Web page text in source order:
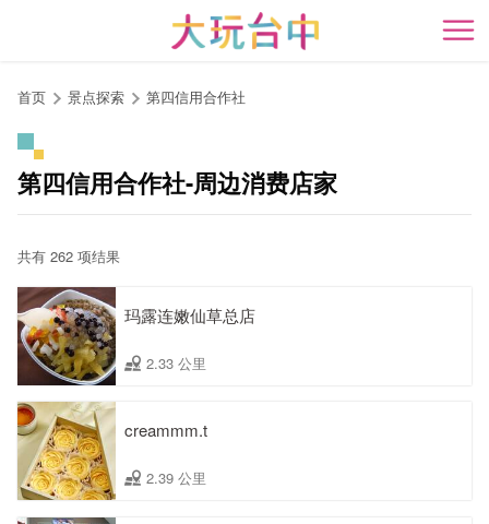
开
首页 景点探索 第四信用合作社
第四信用合作社-周边消费店家
共有 262 项结果
玛露连嫩仙草总店
2.33 公里
creammm.t
2.39 公里